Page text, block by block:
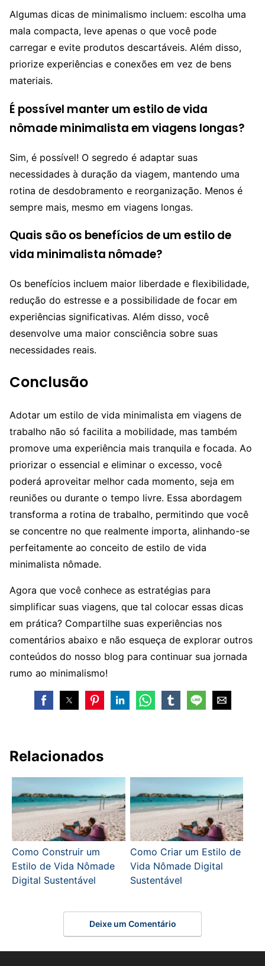
Algumas dicas de minimalismo incluem: escolha uma
mala compacta, leve apenas o que você pode
carregar e evite produtos descartáveis. Além disso,
priorize experiências e conexões em vez de bens
materiais.
É possível manter um estilo de vida
nômade minimalista em viagens longas?
Sim, é possível! O segredo é adaptar suas
necessidades à duração da viagem, mantendo uma
rotina de desdobramento e reorganização. Menos é
sempre mais, mesmo em viagens longas.
Quais são os benefícios de um estilo de
vida minimalista nômade?
Os benefícios incluem maior liberdade e flexibilidade,
redução do estresse e a possibilidade de focar em
experiências significativas. Além disso, você
desenvolve uma maior consciência sobre suas
necessidades reais.
Conclusão
Adotar um estilo de vida minimalista em viagens de
trabalho não só facilita a mobilidade, mas também
promove uma experiência mais tranquila e focada. Ao
priorizar o essencial e eliminar o excesso, você
poderá aproveitar melhor cada momento, seja em
reuniões ou durante o tempo livre. Essa abordagem
transforma a rotina de trabalho, permitindo que você
se concentre no que realmente importa, alinhando-se
perfeitamente ao conceito de estilo de vida
minimalista nômade.
Agora que você conhece as estratégias para
simplificar suas viagens, que tal colocar essas dicas
em prática? Compartilhe suas experiências nos
comentários abaixo e não esqueça de explorar outros
conteúdos do nosso blog para continuar sua jornada
rumo ao minimalismo!
Relacionados
Como Construir um
Estilo de Vida Nômade
Digital Sustentável
Como Criar um Estilo de
Vida Nômade Digital
Sustentável
Deixe um Comentário